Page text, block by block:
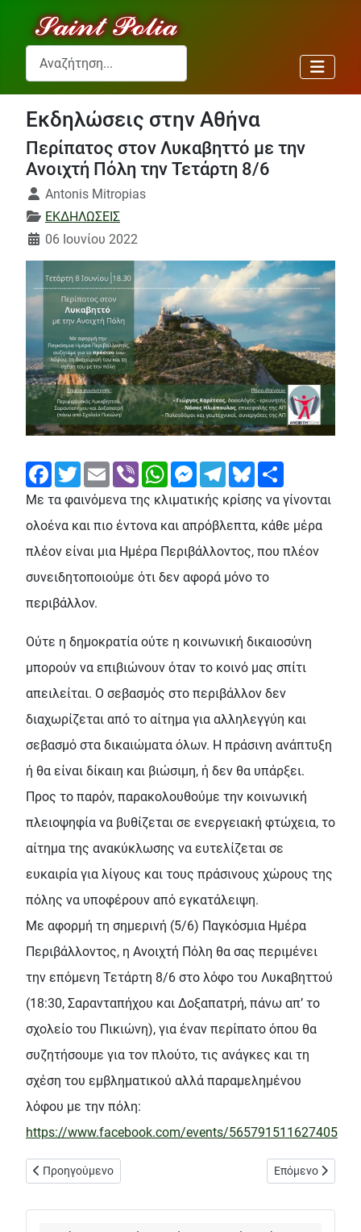
Αναζήτηση...
Εκδηλώσεις στην Αθήνα
Περίπατος στον Λυκαβηττό με την
Ανοιχτή Πόλη την Τετάρτη 8/6
Λεπτομέρειες
Antonis Mitropias
ΕΚΔΗΛΩΣΕΙΣ
06 Ιουνίου 2022
FacebookTwitterEmail Viber WhatsAppMessengerTelegramBluesky
Με τα φαινόμενα της κλιματικής κρίσης να γίνονται
ολοένα και πιο έντονα και απρόβλεπτα, κάθε μέρα
πλέον είναι μια Ημέρα Περιβάλλοντος, που πλέον
συνειδητοποιούμε ότι δεν αφορά μόνο το
περιβάλλον.
Ούτε η δημοκρατία ούτε η κοινωνική δικαιοσύνη
μπορούν να επιβιώνουν όταν το κοινό μας σπίτι
απειλείται. Ο σεβασμός στο περιβάλλον δεν
διαχωρίζεται από το αίτημα για αλληλεγγύη και
σεβασμό στα δικαιώματα όλων. Η πράσινη ανάπτυξη
ή θα είναι δίκαιη και βιώσιμη, ή δεν θα υπάρξει.
Προς το παρόν, παρακολουθούμε την κοινωνική
πλειοψηφία να βυθίζεται σε ενεργειακή φτώχεια, το
αίτημα της ανακύκλωσης να ευτελίζεται σε
ευκαιρία για λίγους και τους πράσινους χώρους της
πόλης να υποφέρουν από εγκατάλειψη.
Με αφορμή τη σημερινή (5/6) Παγκόσμια Ημέρα
Περιβάλλοντος, η Ανοιχτή Πόλη θα σας περιμένει
την επόμενη Τετάρτη 8/6 στο λόφο του Λυκαβηττού
(18:30, Σαρανταπήχου και Δοξαπατρή, πάνω απ’ το
σχολείο του Πικιώνη), για έναν περίπατο όπου θα
συζητήσουμε για τον πλούτο, τις ανάγκες και τη
σχέση του εμβληματικού αλλά παραμελημένου
λόφου με την πόλη:
https://www.facebook.com/events/565791511627405
Προηγούμενο άρθρο: Για να σώσουμε ότι μπορούμε από τον
Προηγούμενο Επόμενο άρθρο:
Επόμενο